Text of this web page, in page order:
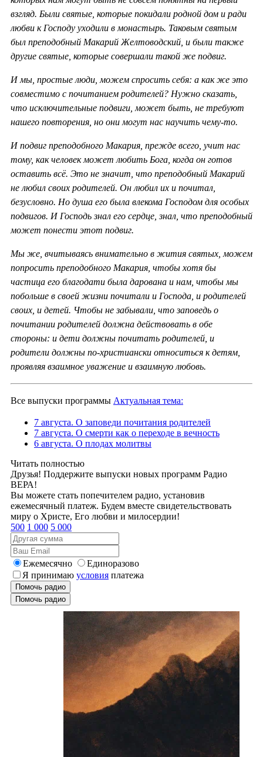
взгляд. Были святые, которые покидали родной дом и ради
любви к Господу уходили в монастырь. Таковым святым
был преподобный Макарий Желтоводский, и были также
другие святые, которые совершали такой же подвиг.
И мы, простые люди, можем спросить себя: а как же это
совместимо с почитанием родителей? Нужно сказать,
что исключительные подвиги, может быть, не требуют
нашего повторения, но они могут нас научить чему-то.
И подвиг преподобного Макария, прежде всего, учит нас
тому, как человек может любить Бога, когда он готов
оставить всё. Это не значит, что преподобный Макарий
не любил своих родителей. Он любил их и почитал,
безусловно. Но душа его была влекома Господом для особых
подвигов. И Господь знал его сердце, знал, что преподобный
может понести этот подвиг.
Мы же, вчитываясь внимательно в жития святых, можем
попросить преподобного Макария, чтобы хотя бы
частица его благодати была дарована и нам, чтобы мы
побольше в своей жизни почитали и Господа, и родителей
своих, и детей. Чтобы не забывали, что заповедь о
почитании родителей должна действовать в обе
стороны: и дети должны почитать родителей, и
родители должны по-христиански относиться к детям,
проявляя взаимное уважение и взаимную любовь.
Все выпуски программы Актуальная тема:
7 августа. О заповеди почитания родителей
7 августа. О смерти как о переходе в вечность
6 августа. О плодах молитвы
Читать полностью
Друзья! Поддержите выпуски новых программ Радио
ВЕРА!
Вы можете стать попечителем радио, установив
ежемесячный платеж. Будем вместе свидетельствовать
миру о Христе, Его любви и милосердии!
500 1 000 5 000
Ежемесячно
Единоразово
Я принимаю условия платежа
Помочь радио
Помочь радио